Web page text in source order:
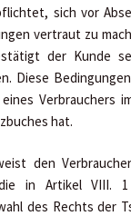
sich vor
vertraut zu
der Kunde
Diese
Verbrauchers
hat.
den
in Artikel VIII. 1
des Rechts der